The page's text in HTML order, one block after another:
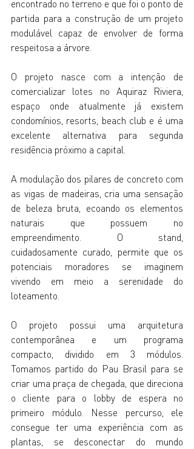
encontrado no terreno e que foi o ponto de
partida para a construção de um projeto
modulável capaz de envolver de forma
respeitosa a árvore.
O projeto nasce com a intenção de
comercializar lotes no Aquiraz Riviera,
espaço onde atualmente já existem
condomínios, resorts, beach club e é uma
excelente alternativa para segunda
residência próximo a capital.
A modulação dos pilares de concreto com
as vigas de madeiras, cria uma sensação
de beleza bruta, ecoando os elementos
naturais que possuem no
empreendimento. O stand,
cuidadosamente curado, permite que os
potenciais moradores se imaginem
vivendo em meio a serenidade do
loteamento.
O projeto possui uma arquitetura
contemporânea e um programa
compacto, dividido em 3 módulos.
Tomamos partido do Pau Brasil para se
criar uma praça de chegada, que direciona
o cliente para o lobby de espera no
primeiro módulo. Nesse percurso, ele
consegue ter uma experiência com as
plantas, se desconectar do mundo